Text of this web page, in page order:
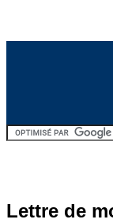
Lettre de